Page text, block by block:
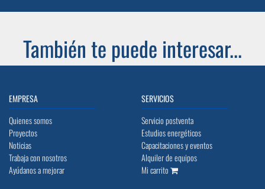
También te puede interesar...
EMPRESA
Quienes somos
Proyectos
Noticias
Trabaja con nosotros
Ayúdanos a mejorar
SERVICIOS
Servicio postventa
Estudios energéticos
Capacitaciones y eventos
Alquiler de equipos
Mi carrito